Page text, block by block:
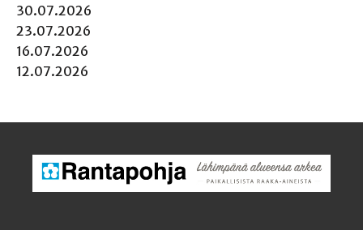
30.07.2026
23.07.2026
16.07.2026
12.07.2026